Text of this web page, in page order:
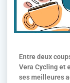
Entre deux
Vera Cycling et
ses meilleures